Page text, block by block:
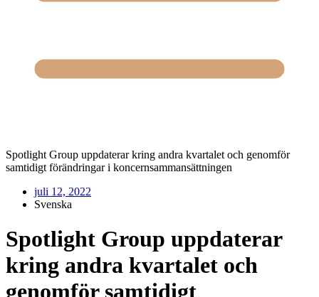
Spotlight Group uppdaterar kring andra kvartalet och genomför
samtidigt förändringar i koncernsammansättningen
juli 12, 2022
Svenska
Spotlight Group uppdaterar
kring andra kvartalet och
genomför samtidigt